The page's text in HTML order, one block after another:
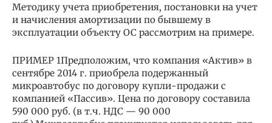
Методику учета приобретения, постановки на учет
и начисления амортизации по бывшему в
эксплуатации объекту ОС рассмотрим на примере.
ПРИМЕР 1Предположим, что компания «Актив» в
сентябре 2014 г. приобрела подержанный
микроавтобус по договору купли-продажи с
компанией «Пассив». Цена по договору составила
590 000 руб. (в т.ч. НДС — 90 000